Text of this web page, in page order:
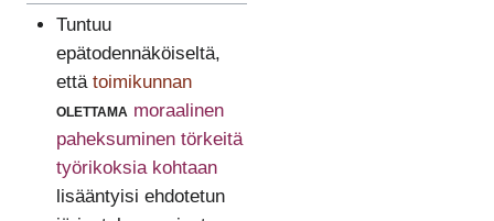
Tuntuu
epätodennäköiseltä,
että toimikunnan
olettama moraalinen
paheksuminen törkeitä
työrikoksia kohtaan
lisääntyisi ehdotetun